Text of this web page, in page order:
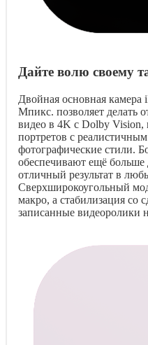
Дайте волю своему
Двойная основная камера
Мпикс. позволяет делать
видео в 4K с Dolby Vision,
портретов с
фотографические стили.
обеспечивают ещё больше
отличный результат в
Сверхширокоугольный
макро, а стабилизация со
записанные видеоролики